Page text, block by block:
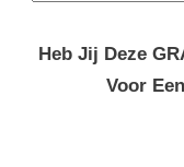
Heb Jij Deze
Voor